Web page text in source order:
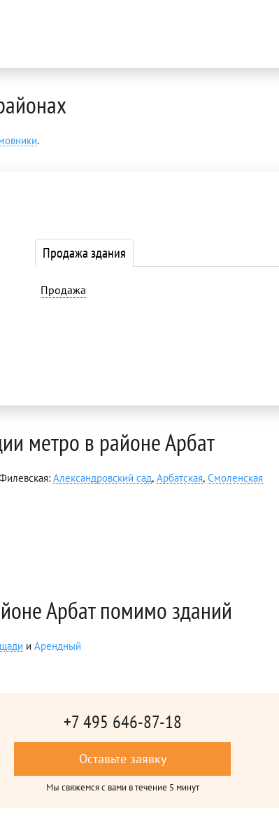
.
Продажа здания
Продажа
метро в районе Арбат
Александровский сад, Арбатская, Смоленская
Арбат помимо зданий
и Арендный
+7 495 646-87-18
Оставьте заявку
Мы свяжемся с вами в течение 5 минут